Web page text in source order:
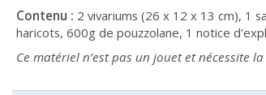
Contenu : 2 vivariums (26 x 12 x 13 cm), 1
haricots, 600g de pouzzolane, 1 notice
Ce matériel n’est pas un jouet et nécessite